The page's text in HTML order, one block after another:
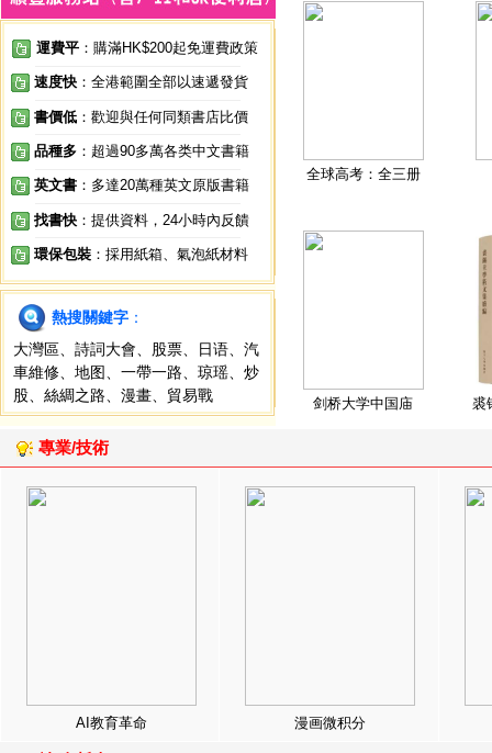
運費平 ：購滿HK$200起免運費政策
速度快 ：全港範圍全部以速遞發貨
書價低 ：歡迎與任何同類書店比價
品種多 ：超過90多萬各类中文書籍
英文書 ：多達20萬種英文原版書籍
找書快 ：提供資料，24小時內反饋
環保包裝 ：採用紙箱、氣泡紙材料
熱搜關鍵字 ：
大灣區
詩詞大會 股票 日语
汽
車維修
地图 一帶一路 琼瑶
炒
股
絲綢之路 漫畫 貿易戰
全球高考：全三册
剑桥大学中国庙 裘
專業/技術
AI教育革命 漫画微积分